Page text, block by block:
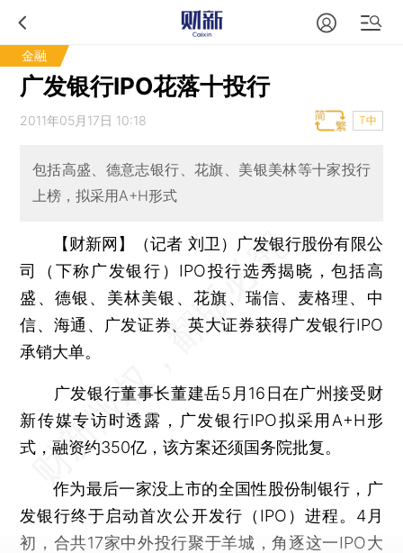
金融
广发银行IPO花落十投行
2011年05月17日 10:18 T中
包括高盛、德意志银行、花旗、美银美林等十家投行
上榜，拟采用A+H形式
【财新网】（记者 刘卫）
广发银行股份有限公
司（下称广发银行）IPO投行选秀揭晓，包括高
盛、德银、美林美银、花旗、瑞信、麦格理、中
信、海通、广发证券、英大证券获得广发银行IPO
承销大单。
广发银行董事长董建岳5月16日在广州接受财
新传媒专访时透露，广发银行IPO拟采用A+H形
式，融资约350亿，该方案还须国务院批复。
作为最后一家没上市的全国性股份制银行，广
发银行终于启动首次公开发行（IPO）进程。4月
初，合共17家中外投行聚于羊城，角逐这一IPO大